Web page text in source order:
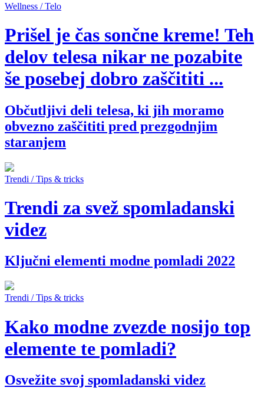
Wellness / Telo
Prišel je čas sončne kreme! Teh
delov telesa nikar ne pozabite
še posebej dobro zaščititi ...
Občutljivi deli telesa, ki jih moramo
obvezno zaščititi pred prezgodnjim
staranjem
Trendi / Tips & tricks
Trendi za svež spomladanski
videz
Ključni elementi modne pomladi 2022
Trendi / Tips & tricks
Kako modne zvezde nosijo top
elemente te pomladi?
Osvežite svoj spomladanski videz